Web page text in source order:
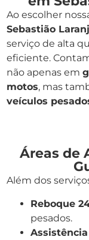
Ao escolher
Sebastião
serviço de alta
eficiente.
não apenas em
motos, mas
veículos
Áreas de
Além dos
Reboque
pesados.